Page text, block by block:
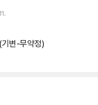
변-무약정)